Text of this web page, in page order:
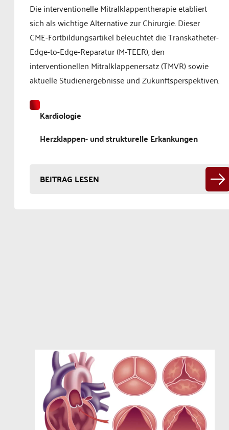
Die interventionelle Mitralklappentherapie etabliert
sich als wichtige Alternative zur Chirurgie. Dieser
CME-Fortbildungsartikel beleuchtet die Transkatheter-
Edge-to-Edge-Reparatur (M-TEER), den
interventionellen Mitralklappenersatz (TMVR) sowie
aktuelle Studienergebnisse und Zukunftsperspektiven.
Kardiologie
Herzklappen- und strukturelle Erkankungen
BEITRAG LESEN